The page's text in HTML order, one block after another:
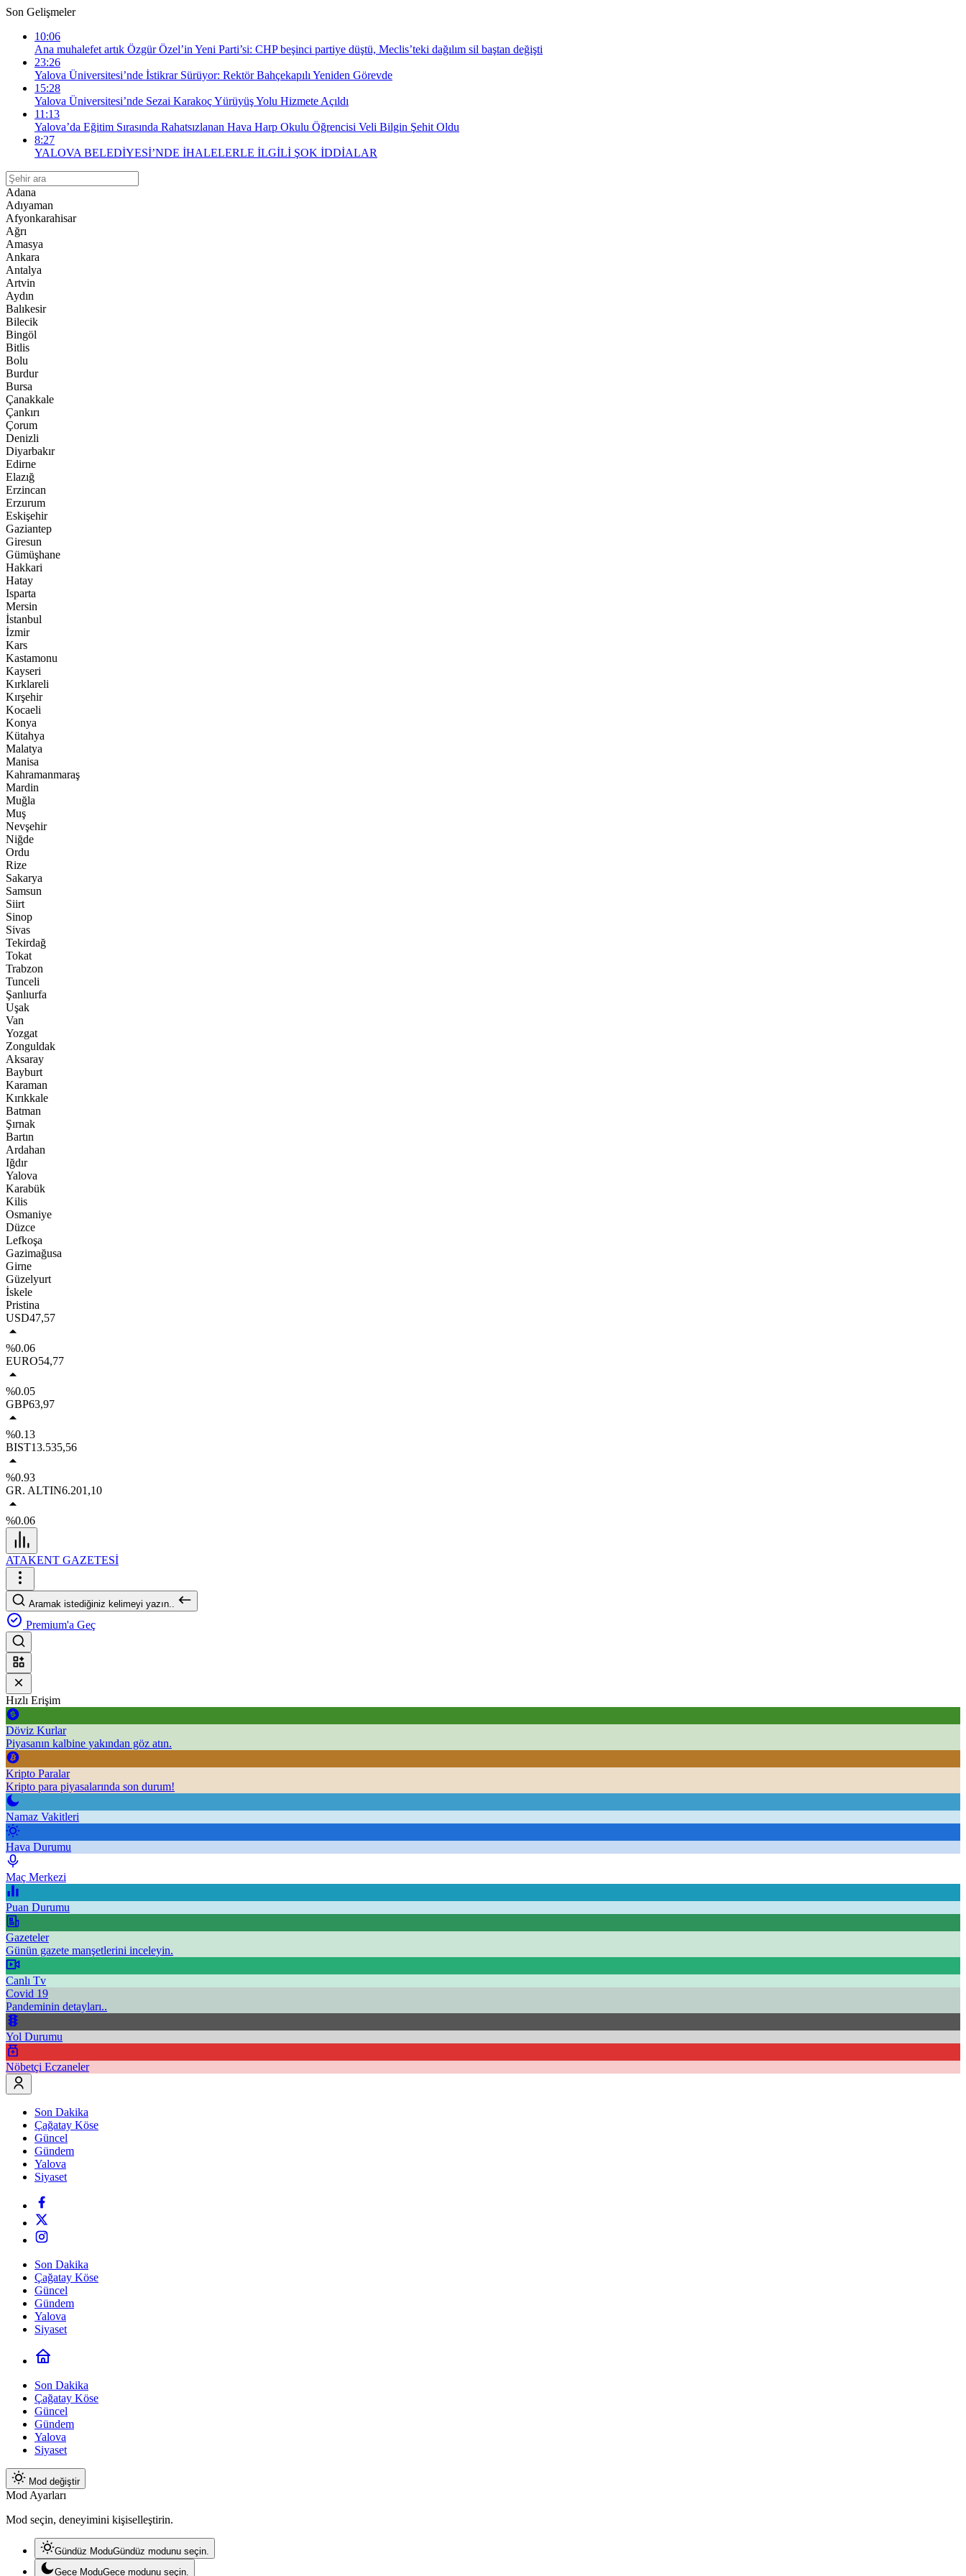
Son Gelişmeler
10:06
Ana muhalefet artık Özgür Özel’in Yeni Parti’si: CHP beşinci partiye düştü, Meclis’teki dağılım sil baştan değişti
23:26
Yalova Üniversitesi’nde İstikrar Sürüyor: Rektör Bahçekapılı Yeniden Görevde
15:28
Yalova Üniversitesi’nde Sezai Karakoç Yürüyüş Yolu Hizmete Açıldı
11:13
Yalova’da Eğitim Sırasında Rahatsızlanan Hava Harp Okulu Öğrencisi Veli Bilgin Şehit Oldu
8:27
YALOVA BELEDİYESİ’NDE İHALELERLE İLGİLİ ŞOK İDDİALAR
Adana
Adıyaman
Afyonkarahisar
Ağrı
Amasya
Ankara
Antalya
Artvin
Aydın
Balıkesir
Bilecik
Bingöl
Bitlis
Bolu
Burdur
Bursa
Çanakkale
Çankırı
Çorum
Denizli
Diyarbakır
Edirne
Elazığ
Erzincan
Erzurum
Eskişehir
Gaziantep
Giresun
Gümüşhane
Hakkari
Hatay
Isparta
Mersin
İstanbul
İzmir
Kars
Kastamonu
Kayseri
Kırklareli
Kırşehir
Kocaeli
Konya
Kütahya
Malatya
Manisa
Kahramanmaraş
Mardin
Muğla
Muş
Nevşehir
Niğde
Ordu
Rize
Sakarya
Samsun
Siirt
Sinop
Sivas
Tekirdağ
Tokat
Trabzon
Tunceli
Şanlıurfa
Uşak
Van
Yozgat
Zonguldak
Aksaray
Bayburt
Karaman
Kırıkkale
Batman
Şırnak
Bartın
Ardahan
Iğdır
Yalova
Karabük
Kilis
Osmaniye
Düzce
Lefkoşa
Gazimağusa
Girne
Güzelyurt
İskele
Pristina
USD47,57
%0.06
EURO54,77
%0.05
GBP63,97
%0.13
BIST13.535,56
%0.93
GR. ALTIN6.201,10
%0.06
ATAKENT GAZETESİ
Aramak istediğiniz kelimeyi yazın..
Premium'a Geç
Hızlı Erişim
Döviz Kurlar
Piyasanın kalbine yakından göz atın.
Kripto Paralar
Kripto para piyasalarında son durum!
Namaz Vakitleri
Hava Durumu
Maç Merkezi
Puan Durumu
Gazeteler
Günün gazete manşetlerini inceleyin.
Canlı Tv
Covid 19
Pandeminin detayları..
Yol Durumu
Nöbetçi Eczaneler
Son Dakika
Çağatay Köse
Güncel
Gündem
Yalova
Siyaset
Son Dakika
Çağatay Köse
Güncel
Gündem
Yalova
Siyaset
Son Dakika
Çağatay Köse
Güncel
Gündem
Yalova
Siyaset
Mod değiştir
Mod Ayarları
Mod seçin, deneyimini kişiselleştirin.
Gündüz ModuGündüz modunu seçin.
Gece ModuGece modunu seçin.